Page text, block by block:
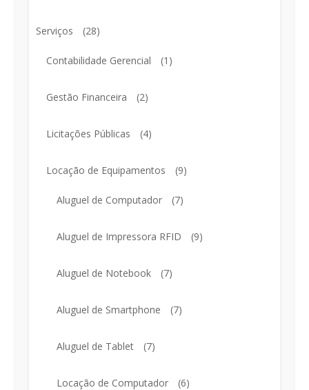
Serviços (28)
Contabilidade Gerencial (1)
Gestão Financeira (2)
Licitações Públicas (4)
Locação de Equipamentos (9)
Aluguel de Computador (7)
Aluguel de Impressora RFID (9)
Aluguel de Notebook (7)
Aluguel de Smartphone (7)
Aluguel de Tablet (7)
Locação de Computador (6)